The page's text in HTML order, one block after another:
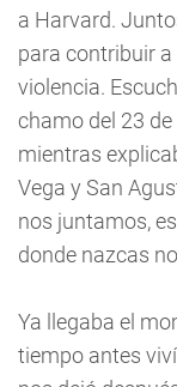
a Harvard.
para contribuir
violencia.
chamo del 23
mientras
Vega y San
nos juntamos,
donde nazcas
Ya llegaba el
tiempo antes